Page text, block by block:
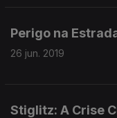
Perigo na
26 jun. 2019
Stiglitz: A Crise